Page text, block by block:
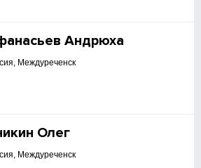
Андрюха
Междуреченск
Олег
Междуреченск